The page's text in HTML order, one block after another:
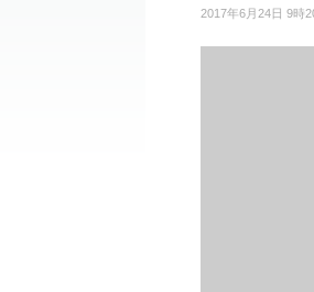
2017年6月24日 9時